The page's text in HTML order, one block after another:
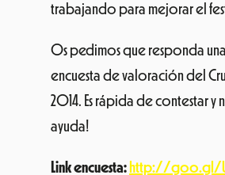
trabajando para mejorar el
Os pedimos que responda
encuesta de valoración del
2014. Es rápida de contestar y
ayuda!
Link encuesta: http://goo.gl/